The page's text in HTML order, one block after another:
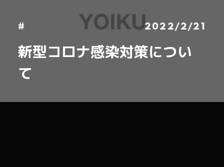
# 2022/2/21
新型コロナ感染対策につい
て